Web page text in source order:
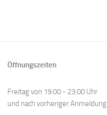
Öffnungszeiten
Freitag von 19:00 - 23:00 Uhr
und nach vorheriger Anmeldung